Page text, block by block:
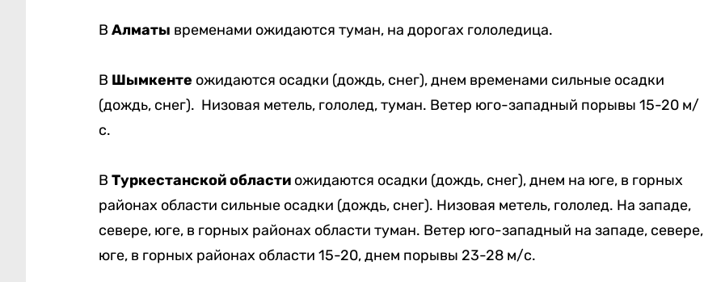
В Алматы временами ожидаются туман, на дорогах гололедица.
В Шымкенте ожидаются осадки (дождь, снег), днем временами сильные осадки
(дождь, снег). Низовая метель, гололед, туман. Ветер юго-западный порывы 15-20 м/
с.
В Туркестанской областиожидаются осадки (дождь, снег), днем на юге, в горных
районах области сильные осадки (дождь, снег). Низовая метель, гололед. На западе,
севере, юге, в горных районах области туман. Ветер юго-западный на западе, севере,
юге, в горных районах области 15-20, днем порывы 23-28 м/с.